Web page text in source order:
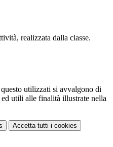
realizzata dalla classe.
utilizzati si avvalgono di
utili alle finalità illustrate nella
Accetta tutti i cookies